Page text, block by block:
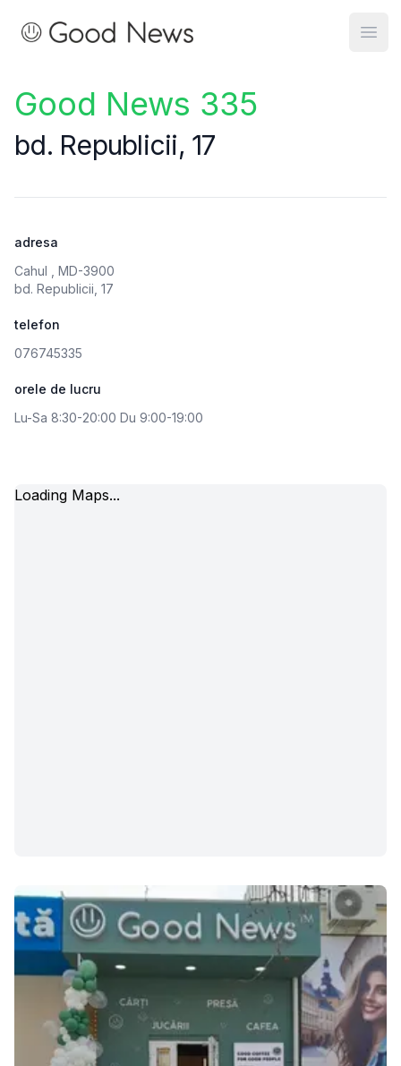
Good News
Good News 335
bd. Republicii, 17
adresa
Cahul , MD-3900
bd. Republicii, 17
telefon
076745335
orele de lucru
Lu-Sa 8:30-20:00 Du 9:00-19:00
Loading Maps...